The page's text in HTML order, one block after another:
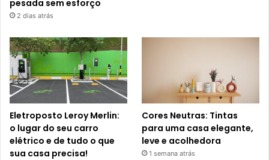
pesada sem esforço
2 dias atrás
Eletroposto Leroy Merlin:
o lugar do seu carro
elétrico e de tudo o que
sua casa precisa!
Cores Neutras: Tintas
para uma casa elegante,
leve e acolhedora
1 semana atrás